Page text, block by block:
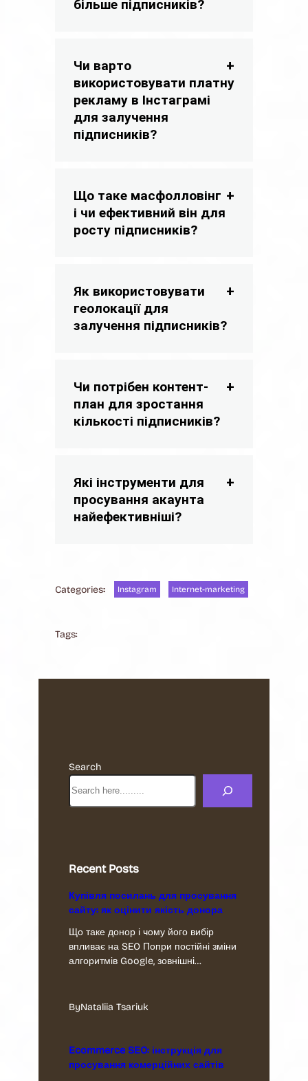
більше підписників?
Чи варто
використовувати платну
рекламу в Інстаграмі
для залучення
підписників?
Що таке масфолловінг
і чи ефективний він для
росту підписників?
Як використовувати
геолокації для
залучення підписників?
Чи потрібен контент-
план для зростання
кількості підписників?
Які інструменти для
просування акаунта
найефективніші?
Categories: Instagram Internet-marketing
Tags:
Search
Recent Posts
Купівля посилань для просування
сайту: як оцінити якість донора
Що таке донор і чому його вибір
впливає на SEO Попри постійні зміни
алгоритмів Google, зовнішні…
ByNataliia Tsariuk
Ecommerce SEO: інструкція для
просування комерційних сайтів